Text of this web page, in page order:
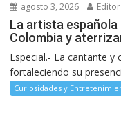
agosto 3, 2026 Editor
La artista española
Colombia y
Especial.- La cantante
fortaleciendo su
Curiosidades y